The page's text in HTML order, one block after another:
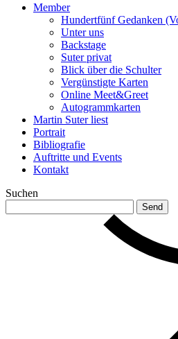
Member
Hundertfünf Gedanken
Unter uns
Backstage
Suter privat
Blick über die Schulter
Vergünstigte Karten
Online Meet&Greet
Autogrammkarten
Martin Suter liest
Portrait
Bibliografie
Auftritte und Events
Kontakt
Suchen